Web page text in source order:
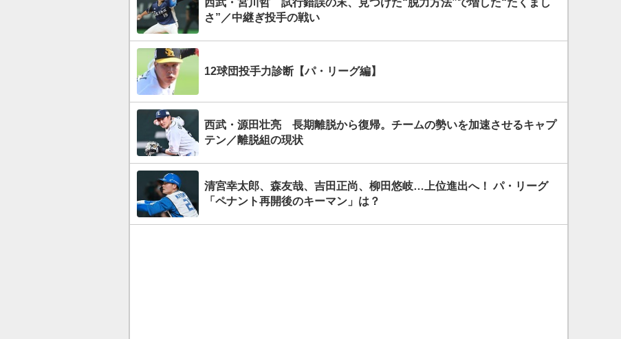
西武・宮川哲 試行錯誤の末、見つけた“脱力方法”で増した“たくまし
さ”／中継ぎ投手の戦い
12球団投手力診断【パ・リーグ編】
西武・源田壮亮 長期離脱から復帰。チームの勢いを加速させるキャプ
テン／離脱組の現状
清宮幸太郎、森友哉、吉田正尚、柳田悠岐…上位進出へ！ パ・リーグ
「ペナント再開後のキーマン」は？